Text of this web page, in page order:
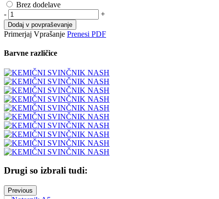
Brez dodelave
-
+
Dodaj v povpraševanje
Primerjaj Vprašanje Prenesi PDF
Barvne različice
Drugi so izbrali tudi:
Previous